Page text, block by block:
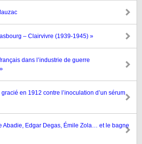
– Clairvivre (1939-1945) »
dans l’industrie de guerre
en 1912 contre l’inoculation d’un sérum
Abadie, Edgar Degas, Émile Zola… et le bagne